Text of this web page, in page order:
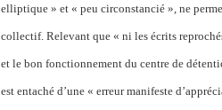
elliptique » et « peu circonstancié », ne
collectif. Relevant que « ni les écrits
et le bon fonctionnement du centre de
est entaché d’une « erreur manifeste